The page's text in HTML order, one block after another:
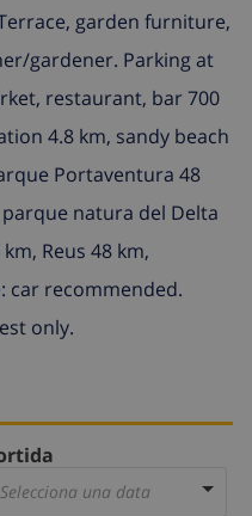
garden furniture,
gardener. Parking at
restaurant, bar 700
4.8 km, sandy beach
Portaventura 48
natura del Delta
Reus 48 km,
car recommended.
only.
Selecciona una data